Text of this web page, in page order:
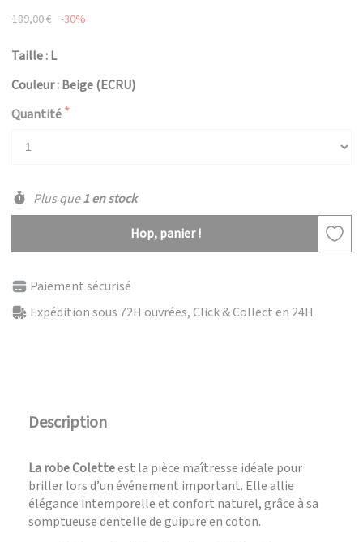
189,00 € -30%
Taille : L
Couleur : Beige (ECRU)
Quantité
Plus que1 en stock
Hop, panier !
Paiement sécurisé
Expédition sous 72H ouvrées, Click & Collect en 24H
Description
La robe Coletteest la pièce maîtresse idéale pour
briller lors d’un événement important. Elle allie
élégance intemporelle et confort naturel, grâce à sa
somptueuse dentelle de guipure en coton.